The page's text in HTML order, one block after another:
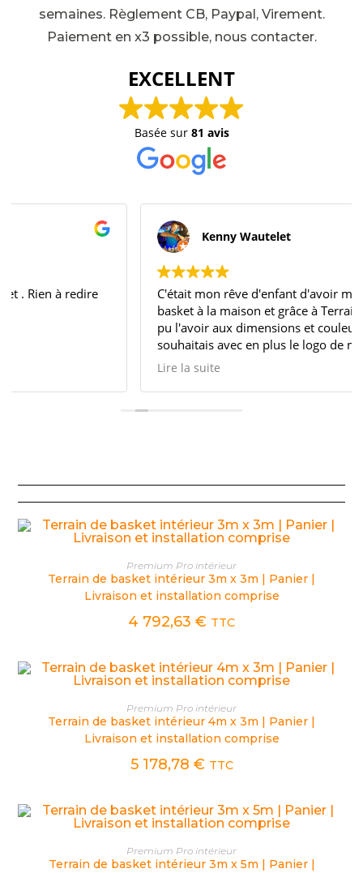
semaines. Règlement CB, Paypal, Virement.
Paiement en x3 possible, nous contacter.
EXCELLENT
Basée sur 81 avis
Kenny Wautelet
C'était mon rêve d'enfant d'avoir mon terrain de
basket à la maison et grâce à Terrain-basket.fr; j'ai
pu l'avoir aux dimensions et couleurs que je
souhaitais avec en plus le logo de mon idole Jordan.
Un grand merci à vous pour votre
CHOIX DES OPTIONS
Premium Pro intérieur
Terrain de basket intérieur 3m x 3m | Panier |
Livraison et installation comprise
4 792,63 € TTC
CHOIX DES OPTIONS
Premium Pro intérieur
Terrain de basket intérieur 4m x 3m | Panier |
Livraison et installation comprise
5 178,78 € TTC
CHOIX DES OPTIONS
Premium Pro intérieur
Terrain de basket intérieur 3m x 5m | Panier |